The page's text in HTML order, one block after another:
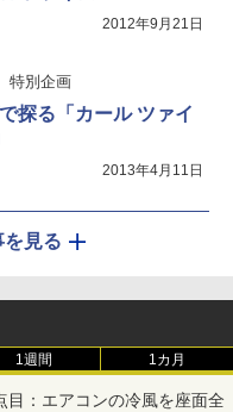
2012年9月21日
特別企画
探る「カール ツァイ
2013年4月11日
を見る
1週間 1カ月
目：エアコンの冷風を座面全